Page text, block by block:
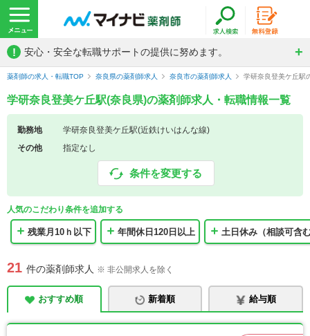
! 安心・安全な転職サポートの提供に努めます。
薬剤師の求人・転職TOP 奈良県の薬剤師求人 奈良市の薬剤師求人 学研奈良登美ケ丘駅
学研奈良登美ケ丘駅(奈良県)の薬剤師求人・転職情報一覧
勤務地
学研奈良登美ケ丘駅(近鉄けいはんな線)
その他
指定なし
条件を変更する
人気のこだわり条件を追加する
残業月10ｈ以下 年間休日120日以上 土日休み（相談可含
21 件の薬剤師求人 ※ 非公開求人を除く
おすすめ順 新着順 給与順